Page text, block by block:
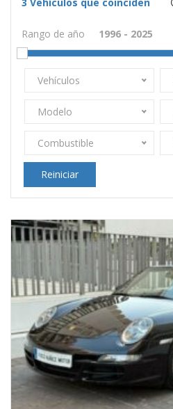
Rango de año
Vehículos
Modelo
Combustible
Reiniciar